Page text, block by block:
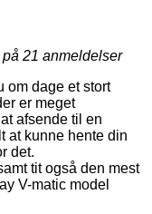
21 anmeldelser
om dage et stort
er meget
afsende til en
at kunne hente din
det.
tit også den mest
V-matic model